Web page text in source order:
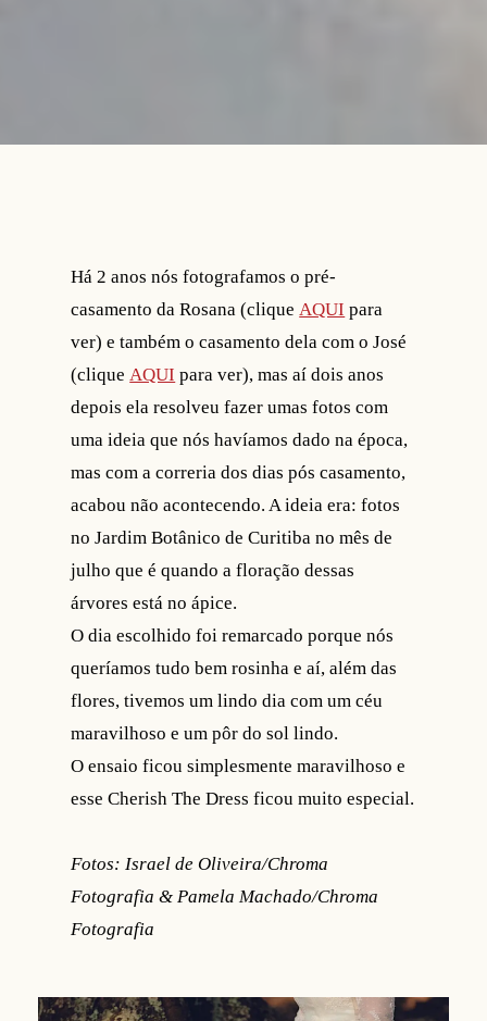
Há 2 anos nós fotografamos o pré-
casamento da Rosana (cliqueAQUI para
ver) e também o casamento dela com o José
(cliqueAQUI para ver), mas aí dois anos
depois ela resolveu fazer umas fotos com
uma ideia que nós havíamos dado na época,
mas com a correria dos dias pós casamento,
acabou não acontecendo. A ideia era: fotos
no Jardim Botânico de Curitiba no mês de
julho que é quando a floração dessas
árvores está no ápice.
O dia escolhido foi remarcado porque nós
queríamos tudo bem rosinha e aí, além das
flores, tivemos um lindo dia com um céu
maravilhoso e um pôr do sol lindo.
O ensaio ficou simplesmente maravilhoso e
esse Cherish The Dress ficou muito especial.
Fotos: Israel de Oliveira/Chroma
Fotografia & Pamela Machado/Chroma
Fotografia